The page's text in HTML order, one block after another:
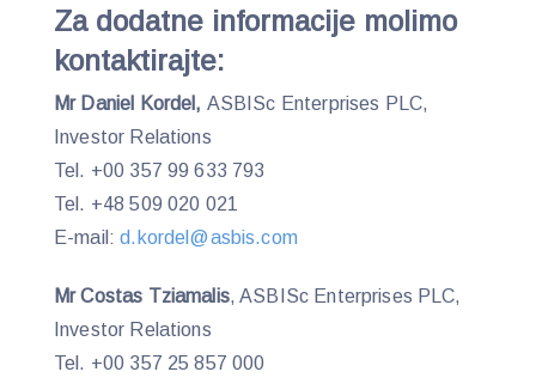
Za dodatne informacije molimo
kontaktirajte:
Mr Daniel Kordel, ASBISc Enterprises PLC,
Investor Relations
Tel. +00 357 99 633 793
Tel. +48 509 020 021
E-mail:d.kordel@asbis.com
Mr Costas Tziamalis, ASBISc Enterprises PLC,
Investor Relations
Tel. +00 357 25 857 000